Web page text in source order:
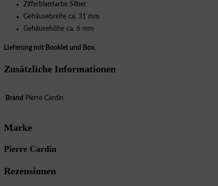
Zifferblattfarbe Silber
Gehäusebreite ca. 31 mm
Gehäusehöhe ca. 6 mm
Lieferung mit Booklet und Box.
Zusätzliche Informationen
Brand Pierre Cardin
Marke
Pierre Cardin
Rezensionen